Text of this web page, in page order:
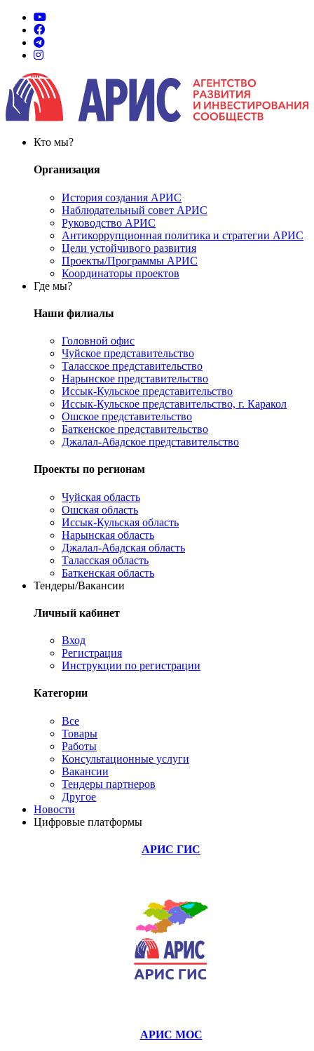
Кто мы?
Организация
История создания АРИС
Наблюдательный совет АРИС
Руководство АРИС
Антикоррупционная политика и стратегии АРИС
Цели устойчивого развития
Проекты/Программы АРИС
Координаторы проектов
Где мы?
Наши филиалы
Головной офис
Чуйское представительство
Таласское представительство
Нарынское представительство
Иссык-Кульское представительство
Иссык-Кульское представительство, г. Каракол
Ошское представительство
Баткенское представительство
Джалал-Абадское представительство
Проекты по регионам
Чуйская область
Ошская область
Иссык-Кульская область
Нарынская область
Джалал-Абадская область
Таласская область
Баткенская область
Тендеры/Вакансии
Личный кабинет
Вход
Регистрация
Инструкции по регистрации
Категории
Все
Товары
Работы
Консультационные услуги
Вакансии
Тендеры партнеров
Другое
Новости
Цифровые платформы
АРИС ГИС
АРИС МОС